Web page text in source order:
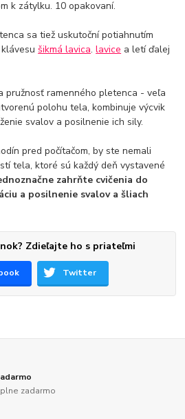
k zátylku. 10 opakovaní.
sa tiež uskutoční potiahnutím
klávesušikmá lavica.lavice a letí ďalej
pružnosť ramenného pletenca - veľa
polohu tela, kombinuje výcvik
svalov a posilnenie ich sily.
pred počítačom, by ste nemali
tela, ktoré sú každý deň vystavené
zahrňte cvičenia do
a posilnenie svalov a šliach
Zdieľajte ho s priateľmi
Twitter
zadarmo